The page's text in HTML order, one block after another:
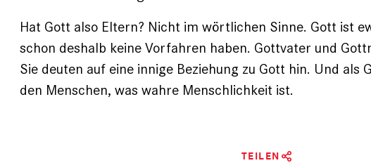
Hat Gott also Eltern? Nicht im wörtlichen Sinne. Gott ist
schon deshalb keine Vorfahren haben. Gottvater und
Sie deuten auf eine innige Beziehung zu Gott hin. Und als
den Menschen, was wahre Menschlichkeit ist.
TEILEN